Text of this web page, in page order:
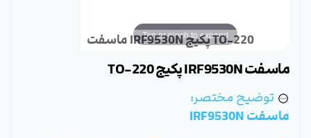
ماسفت IRF9530N پکیج TO-220Tap or pinch to expand
ماسفت IRF9530N پکیج TO-220
توضیح مختصر:
ماسفت IRF9530N